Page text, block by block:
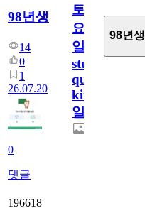
98년생
14
0
1
26.07.20
0
댓글
토
요
일/English
study
quiz
king760
일
98년생
196618